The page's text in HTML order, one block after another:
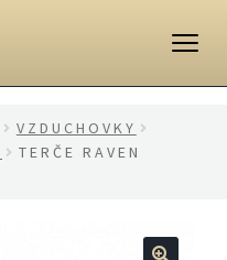
VZDUCHOVKY
TERČE RAVEN